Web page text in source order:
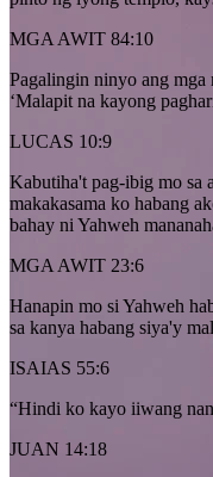
MGA AWIT 84:10
Pagalingin ninyo ang mga
‘Malapit na kayong
LUCAS 10:9
Kabutiha't pag-ibig mo sa
makakasama ko habang
bahay ni Yahweh
MGA AWIT 23:6
Hanapin mo si Yahweh
sa kanya habang siya'y
ISAIAS 55:6
“Hindi ko kayo iiwang
JUAN 14:18